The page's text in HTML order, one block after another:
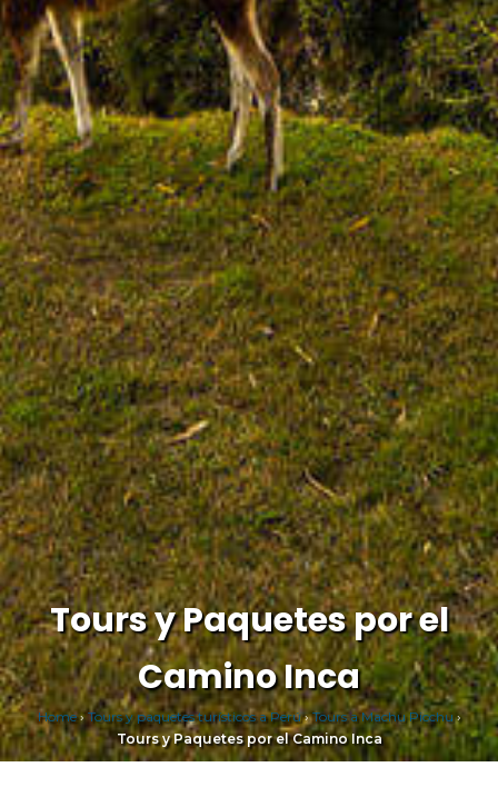
Tours y Paquetes por el
Camino Inca
Home›Tours y paquetes turísticos a Perú›Tours a Machu Picchu›
Tours y Paquetes por el Camino Inca